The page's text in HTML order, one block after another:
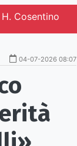
Cosentino
04-07-2026 08:07